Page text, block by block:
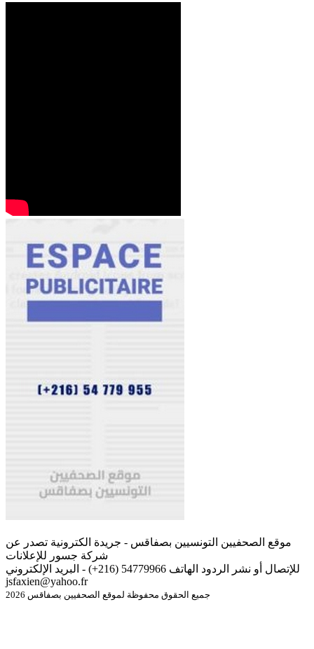
موقع الصحفيين التونسيين بصفاقس - جريدة الكترونية تصدر عن
شركة جسور للإعلانات
للإتصال أو نشر الردود الهاتف 54779966 (216+) - البريد الإلكتروني
jsfaxien@yahoo.fr
جميع الحقوق محفوظة لموقع الصحفيين بصفاقس 2026